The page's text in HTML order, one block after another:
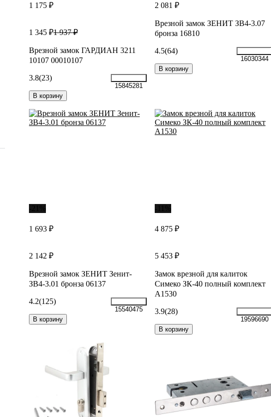
1 175 ₽
1 345 ₽1 937 ₽
Врезной замок ГАРДИАН 3211
10107 00010107
3.8(23)
15845281
В корзину
2 081 ₽
Врезной замок ЗЕНИТ ЗВ4-3.07
бронза 16810
4.5(64)
16030344
В корзину
1 693 ₽
2 142 ₽
Врезной замок ЗЕНИТ Зенит-
ЗВ4-3.01 бронза 06137
4.2(125)
15540475
В корзину
4 875 ₽
5 453 ₽
Замок врезной для калиток
Симеко ЗК-40 полный комплект
А1530
3.9(28)
19596690
В корзину